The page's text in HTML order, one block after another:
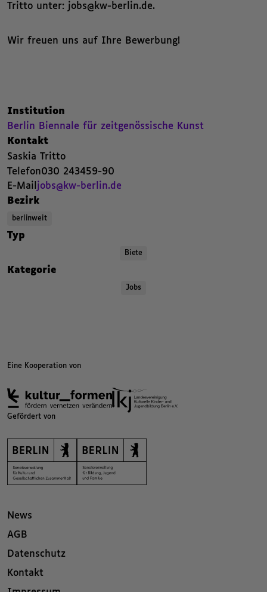
Tritto unter: jobs@kw-berlin.de.
Wir freuen uns auf Ihre Bewerbung!
Zusammenfassende
Institution
Berlin Biennale für zeitgenössische Kunst
Berlin Biennale für zeitgenössische Kunst. Zur Seite von Berlin Biennale
Kontakt,
Saskia Tritto
Telefon030 243459-90
E-Mail jobs@kw-berlin.de
,
Nachfolgend die Kategorien beziehungsweise Filter des Beitrags.
Bezirk,
berlinweit
,,Typ
Biete
,Kategorie,
Jobs
Kategorien beziehungsweise Filter ende.
Eine Kooperation von
Gefördert von
News
AGB
Datenschutz
Kontakt